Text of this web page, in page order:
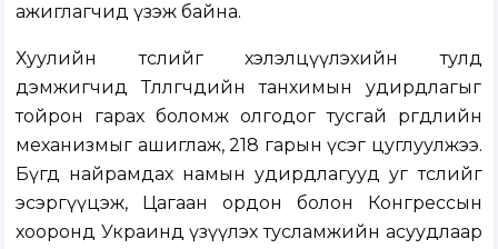
ажиглагчид үзэж байна.
Хуулийн төслийг хэлэлцүүлэхийн тулд
дэмжигчид Төлөөлөгчдийн танхимын удирдлагыг
тойрон гарах боломж олгодог тусгай өргөдлийн
механизмыг ашиглаж, 218 гарын үсэг цуглуулжээ.
Бүгд найрамдах намын удирдлагууд уг төслийг
эсэргүүцэж, Цагаан ордон болон Конгрессын
хооронд Украинд үзүүлэх тусламжийн асуудлаар